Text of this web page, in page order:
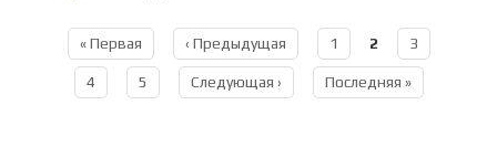
Страницы
« Первая ‹ Предыдущая 1 2 3
4 5 Следующая › Последняя »